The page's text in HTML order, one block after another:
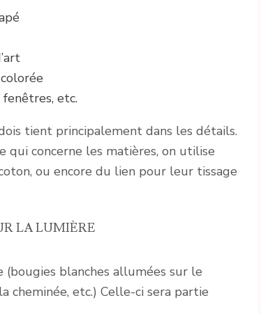
etc.
tient principalement dans les détails.
qui concerne les matières, on utilise
ou encore du lien pour leur tissage
LA LUMIÈRE
blanches allumées sur le
cheminée, etc.) Celle-ci sera partie